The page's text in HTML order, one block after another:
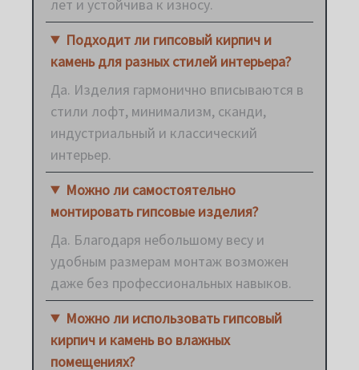
лет и устойчива к износу.
Подходит ли гипсовый кирпич и
камень для разных стилей интерьера?
Да. Изделия гармонично вписываются в
стили лофт, минимализм, сканди,
индустриальный и классический
интерьер.
Можно ли самостоятельно
монтировать гипсовые изделия?
Да. Благодаря небольшому весу и
удобным размерам монтаж возможен
даже без профессиональных навыков.
Можно ли использовать гипсовый
кирпич и камень во влажных
помещениях?